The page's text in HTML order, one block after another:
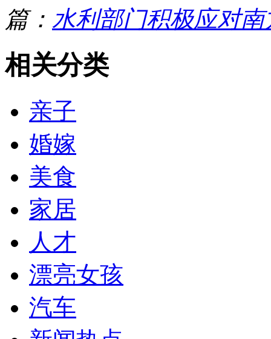
篇： 水利部门积极应对
相关分类
亲子
婚嫁
美食
家居
人才
漂亮女孩
汽车